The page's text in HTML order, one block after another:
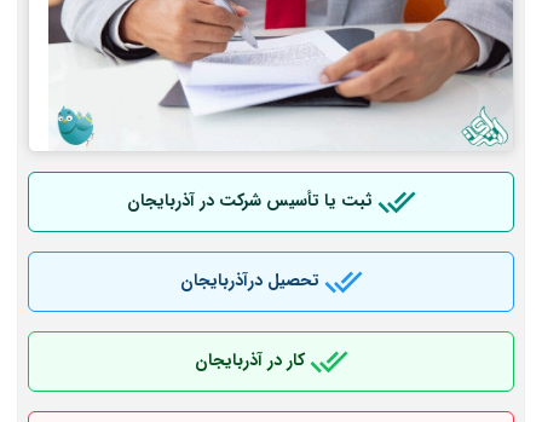
ثبت یا تأسیس شرکت در آذربایجان
تحصیل درآذربایجان
کار در آذربایجان